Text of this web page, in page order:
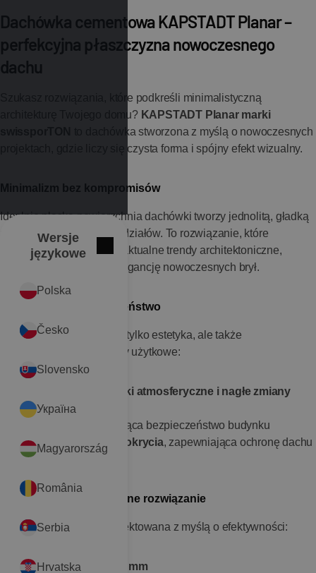
Dachówka cementowa KAPSTADT Planar –
perfekcyjna płaszczyzna nowoczesnego
dachu
Szukasz rozwiązania, które podkreśli minimalistyczną
architekturę Twojego domu? KAPSTADT Planar marki
to dachówka stworzona z myślą o nowoczesnych
projektach, gdzie liczy się czysta forma i spójny efekt wizualny.
Minimalizm bez kompromisów
Idealnie płaska powierzchnia dachówki tworzy jednolitą, gładką
połać bez widocznych podziałów. To rozwiązanie, które
doskonale wpisuje się w aktualne trendy architektoniczne,
podkreślając prostotę i elegancję nowoczesnych brył.
Technologia i bezpieczeństwo
KAPSTADT Planar to nie tylko estetyka, ale także
zaawansowane parametry użytkowe:
odporność na czynniki atmosferyczne i nagłe zmiany
temperatur
, zwiększająca bezpieczeństwo budynku
wysoka szczelność pokrycia, zapewniająca ochronę dachu
przez lata
Praktyczne i ekonomiczne rozwiązanie
Dachówka została zaprojektowana z myślą o efektywności:
wymiary: ok.334 × 420 mm
Wersje
językowe
Zamknij
English
Polska
Česko
Slovensko
Україна
Magyarország
România
Serbia
Hrvatska